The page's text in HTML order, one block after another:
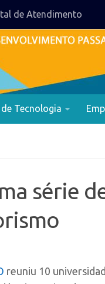
de Atendimento
Tecnologia
série
reuniu 10